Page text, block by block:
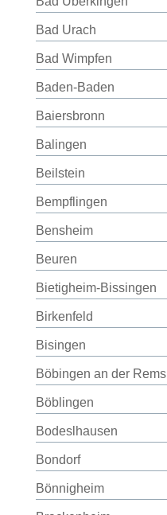
Bad Urach
Bad Wimpfen
Baden-Baden
Baiersbronn
Balingen
Beilstein
Bempflingen
Bensheim
Beuren
Bietigheim-Bissingen
Birkenfeld
Bisingen
Böbingen an der Rems
Böblingen
Bodeslhausen
Bondorf
Bönnigheim